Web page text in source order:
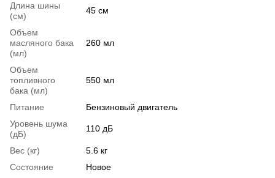
Длина шины
(см)
45 см
Объем
масляного бака
(мл)
260 мл
Объем
топливного
бака (мл)
550 мл
Питание
Бензиновый двигатель
Уровень шума
(дБ)
110 дБ
Вес (кг)
5.6 кг
Состояние
Новое